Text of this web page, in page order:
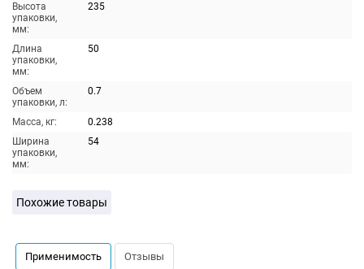
Высота
упаковки,
мм:
235
Длина
упаковки,
мм:
50
Объем
упаковки, л:
0.7
Масса, кг:
0.238
Ширина
упаковки,
мм:
54
Похожие товары
Применимость Отзывы